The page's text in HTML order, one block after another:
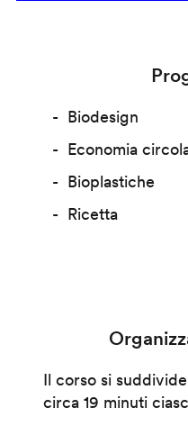
Biodesign
Economia
Bioplastiche
Ricetta
Il corso si
circa 19 minuti